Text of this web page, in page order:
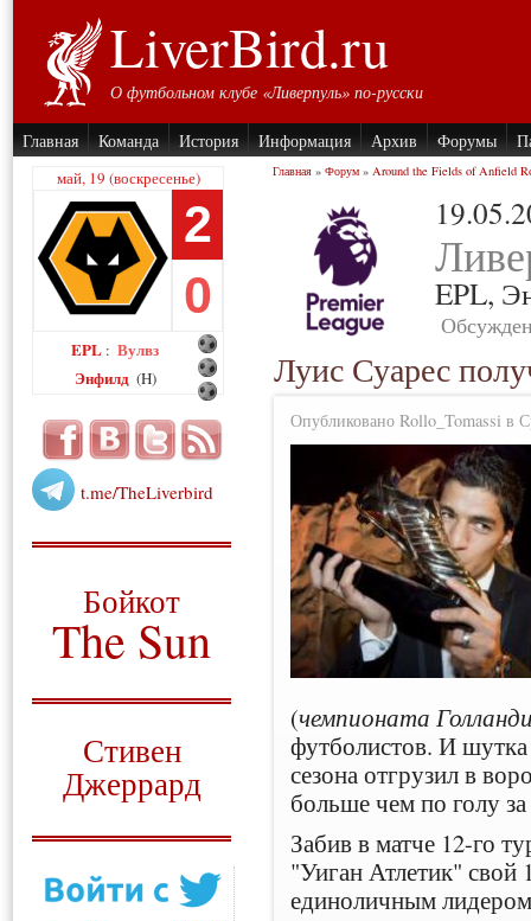
LiverBird.ru
О футбольном клубе «Ливерпуль» по-русски
Главная Команда История Информация Архив Форумы
май, 19 (воскресенье)
2
0
EPL : Вулвз
Энфилд (H)
t.me/TheLiverbird
Бойкот
The Sun
Стивен
Джеррард
Главная » Форум » Around the Fields of Anfield
EPL,
Луис Суарес
Опубликовано Rollo_Tomassi в
(чемпионата
футболистов. И
сезона отгрузил в
больше чем по голу
Забив в матче 12-го
"Уиган Атлетик" свой
единоличным